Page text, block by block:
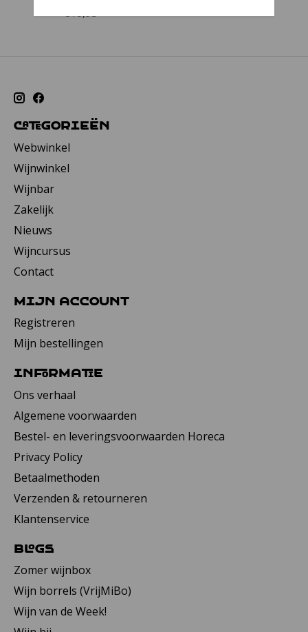
€18,95
Categorieën
Webwinkel
Wijnwinkel
Wijnbar
Zakelijk
Nieuws
Wijncursus
Contact
Mijn account
Registreren
Mijn bestellingen
Informatie
Ons verhaal
Algemene voorwaarden
Bestel- en leveringsvoorwaarden Horeca
Privacy Policy
Betaalmethoden
Verzenden & retourneren
Klantenservice
Blogs
Zomer wijnbox
Wijn borrels (VrijMiBo)
Wijn van de Week!